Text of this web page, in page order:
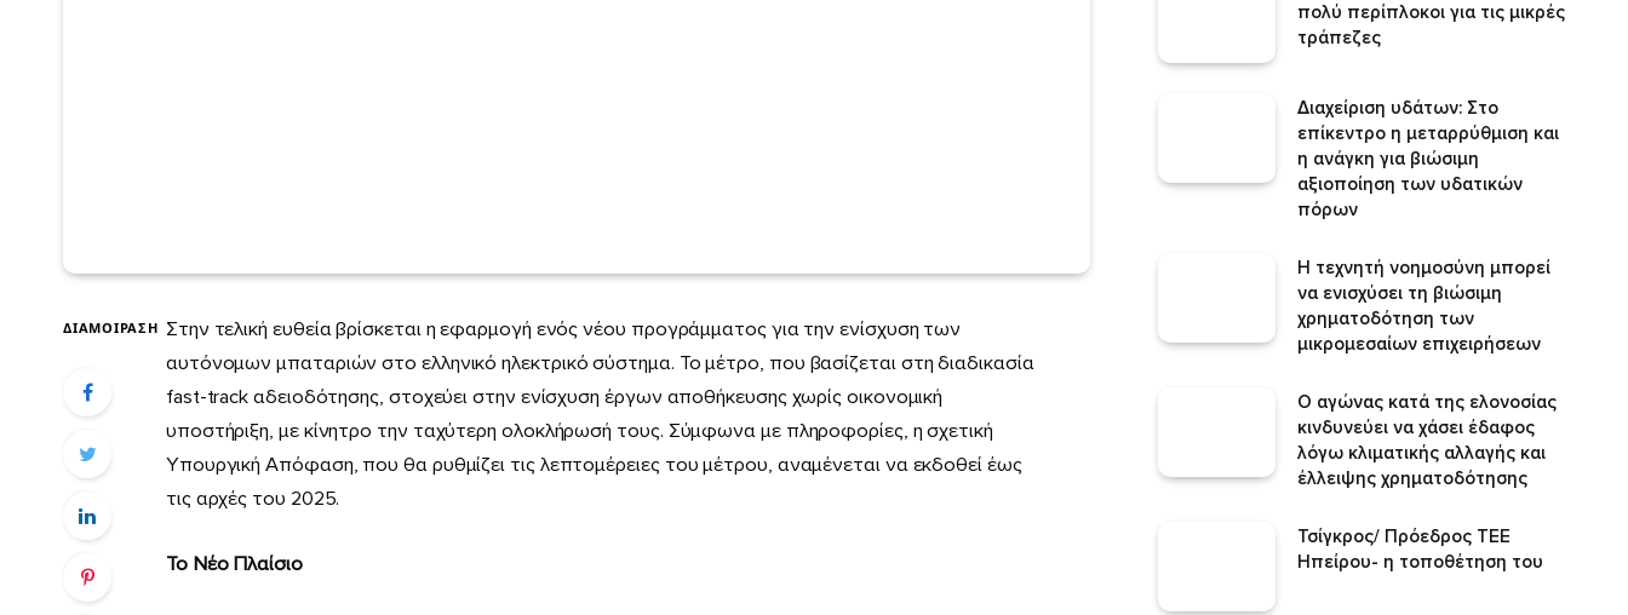
ΔΙΑΜΟΊΡΑΣΗ Στην τελική ευθεία βρίσκεται η εφαρμογή ενός νέου προγράμματος για την ενίσχυση των
αυτόνομων μπαταριών στο ελληνικό ηλεκτρικό σύστημα. Το μέτρο, που βασίζεται στη διαδικασία
fast-track αδειοδότησης, στοχεύει στην ενίσχυση έργων αποθήκευσης χωρίς οικονομική
υποστήριξη, με κίνητρο την ταχύτερη ολοκλήρωσή τους. Σύμφωνα με πληροφορίες, η σχετική
Υπουργική Απόφαση, που θα ρυθμίζει τις λεπτομέρειες του μέτρου, αναμένεται να εκδοθεί έως
τις αρχές του 2025.
Το Νέο Πλαίσιο
πολύ περίπλοκοι για τις μικρές
τράπεζες
Διαχείριση υδάτων: Στο
επίκεντρο η μεταρρύθμιση και
η ανάγκη για βιώσιμη
αξιοποίηση των υδατικών
πόρων
Η τεχνητή νοημοσύνη μπορεί
να ενισχύσει τη βιώσιμη
χρηματοδότηση των
μικρομεσαίων επιχειρήσεων
Ο αγώνας κατά της ελονοσίας
κινδυνεύει να χάσει έδαφος
λόγω κλιματικής αλλαγής και
έλλειψης χρηματοδότησης
Τσίγκρος/ Πρόεδρος ΤΕΕ
Ηπείρου- η τοποθέτηση του